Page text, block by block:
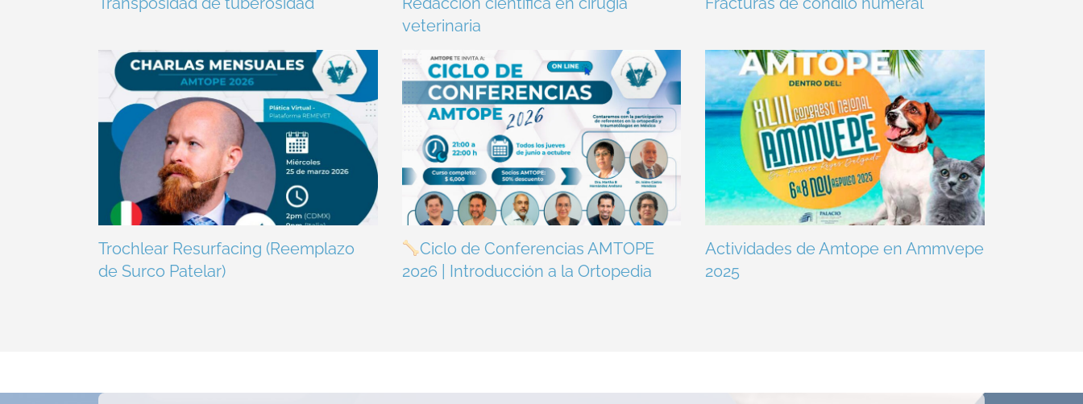
veterinaria
Trochlear Resurfacing (Reemplazo
de Surco Patelar)
Ciclo de Conferencias AMTOPE
2026 | Introducción a la Ortopedia
Actividades de Amtope en Ammvepe
2025